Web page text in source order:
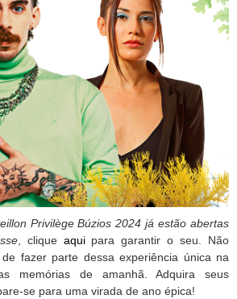
Privilège Búzios 2024 já estão abertas
, clique aqui para garantir o seu. Não
fazer parte dessa experiência única na
memórias de amanhã. Adquira seus
se para uma virada de ano épica!